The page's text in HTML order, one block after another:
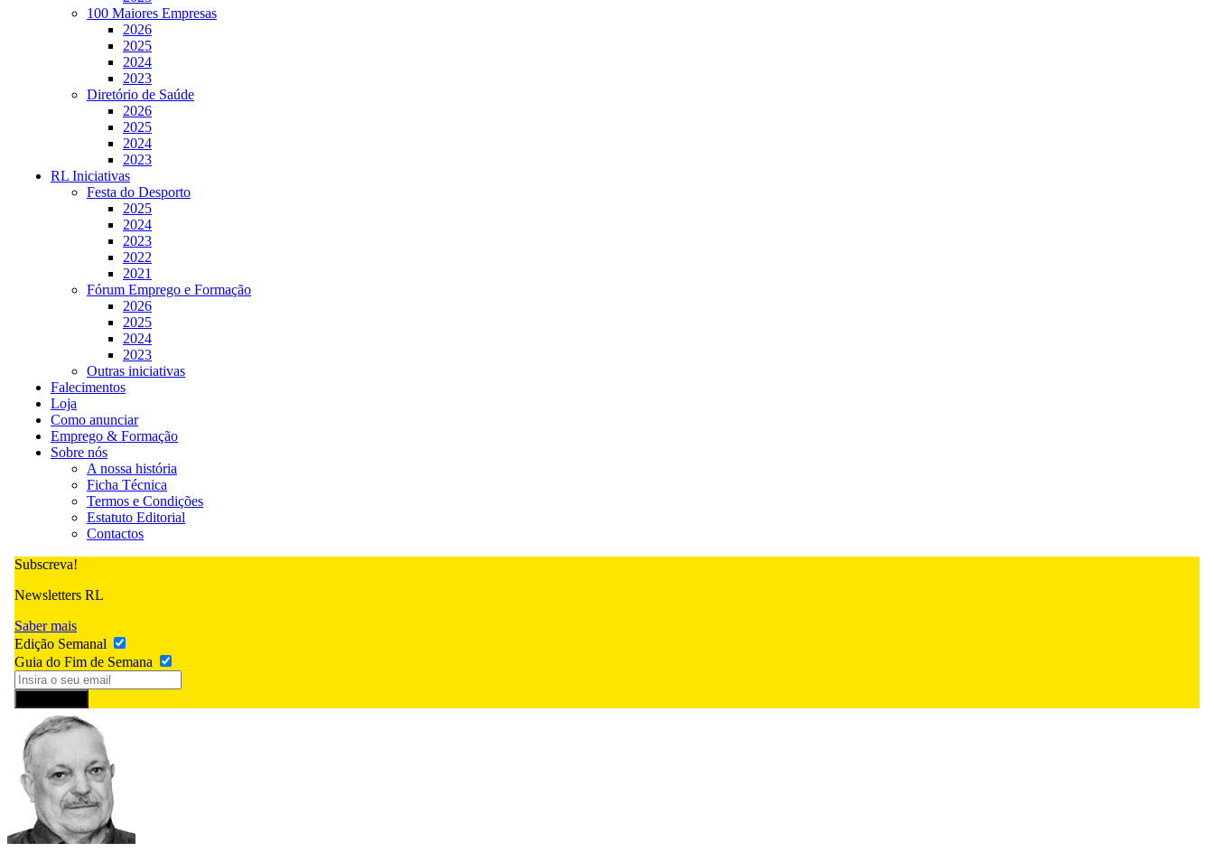
100 Maiores Empresas
2026
2025
2024
2023
Diretório de Saúde
2026
2025
2024
2023
RL Iniciativas
Festa do Desporto
2025
2024
2023
2022
2021
Fórum Emprego e Formação
2026
2025
2024
2023
Outras iniciativas
Falecimentos
Loja
Como anunciar
Emprego & Formação
Sobre nós
A nossa história
Ficha Técnica
Termos e Condições
Estatuto Editorial
Contactos
Subscreva!
Newsletters RL
Saber mais
Edição Semanal
Guia do Fim de Semana